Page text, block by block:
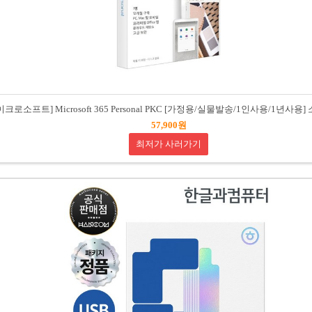
크로소프트] Microsoft 365 Personal PKC [가정용/실물발송/1인사용/1년사용]
57,900원
최저가 사러가기